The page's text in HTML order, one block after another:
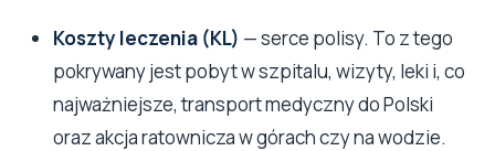
Koszty leczenia (KL) — serce polisy. To z tego
pokrywany jest pobyt w szpitalu, wizyty, leki i, co
najważniejsze, transport medyczny do Polski
oraz akcja ratownicza w górach czy na wodzie.